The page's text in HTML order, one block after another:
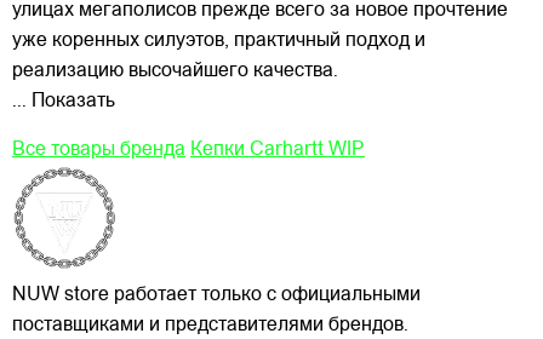
улицах мегаполисов прежде всего за новое прочтение
уже коренных силуэтов, практичный подход и
реализацию высочайшего качества.
... Показать
Все товары бренда Кепки Carhartt WIP
NUW store работает только с официальными
поставщиками и представителями брендов.